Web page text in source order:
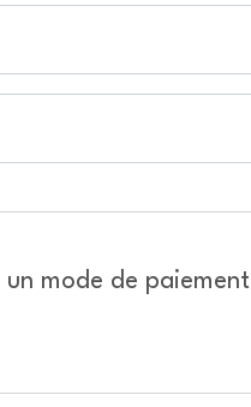
un mode de paiement